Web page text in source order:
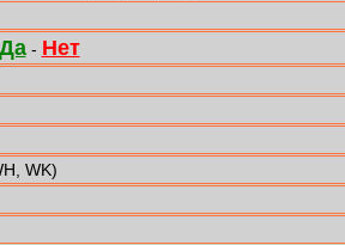
Да- Нет
WK)